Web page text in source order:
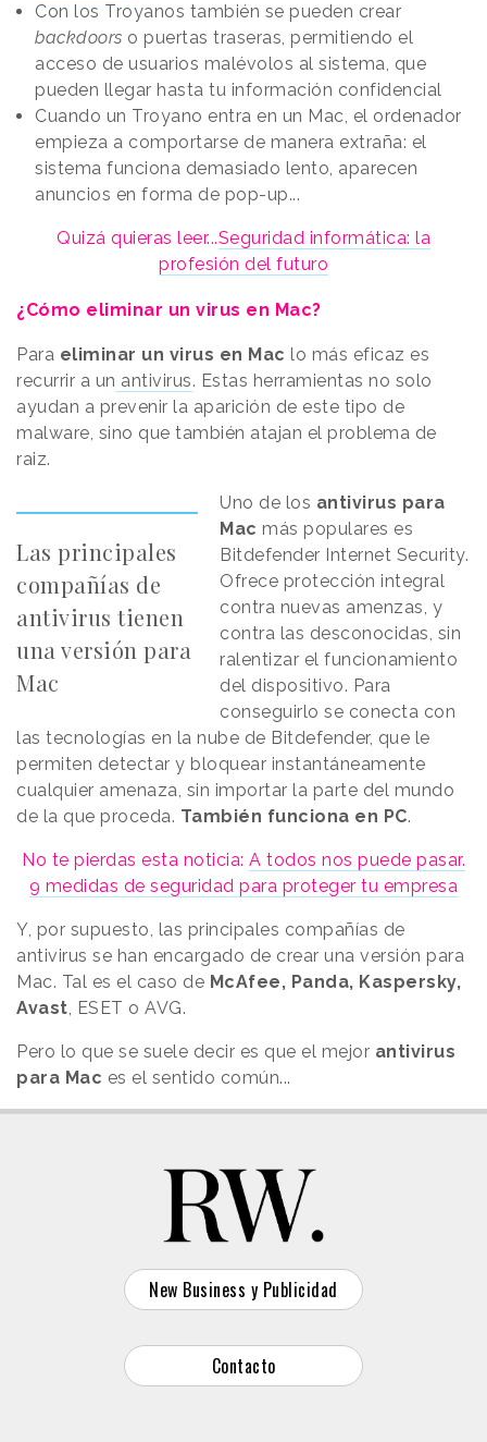
Con los Troyanos también se pueden crear
backdoors o puertas traseras, permitiendo el
acceso de usuarios malévolos al sistema, que
pueden llegar hasta tu información confidencial
Cuando un Troyano entra en un Mac, el ordenador
empieza a comportarse de manera extraña: el
sistema funciona demasiado lento, aparecen
anuncios en forma de pop-up...
Quizá quieras leer...Seguridad informática: la
profesión del futuro
¿Cómo eliminar un virus en Mac?
Para eliminar un virus en Mac lo más eficaz es
recurrir a un antivirus. Estas herramientas no solo
ayudan a prevenir la aparición de este tipo de
malware, sino que también atajan el problema de
raiz.
Las principales
compañías de
antivirus tienen
una versión para
Mac
Uno de los antivirus para
Mac más populares es
Bitdefender Internet Security.
Ofrece protección integral
contra nuevas amenzas, y
contra las desconocidas, sin
ralentizar el funcionamiento
del dispositivo. Para
conseguirlo se conecta con
las tecnologías en la nube de Bitdefender, que le
permiten detectar y bloquear instantáneamente
cualquier amenaza, sin importar la parte del mundo
de la que proceda. También funciona en PC.
No te pierdas esta noticia: A todos nos puede pasar.
9 medidas de seguridad para proteger tu empresa
Y, por supuesto, las principales compañías de
antivirus se han encargado de crear una versión para
Mac. Tal es el caso de McAfee, Panda, Kaspersky,
Avast, ESET o AVG.
Pero lo que se suele decir es que el mejor antivirus
para Mac es el sentido común...
New Business y Publicidad
Contacto